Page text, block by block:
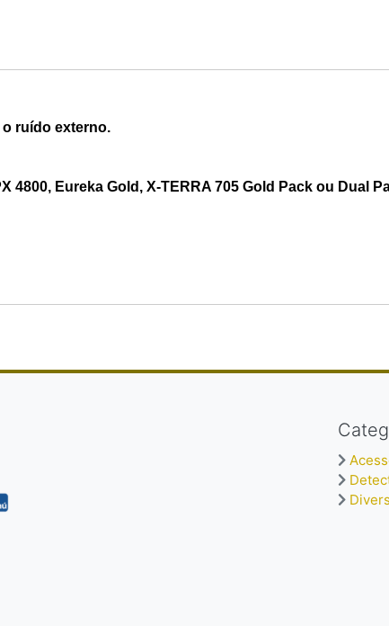
o ruído externo.
4800, Eureka Gold, X-TERRA 705 Gold Pack ou Dual